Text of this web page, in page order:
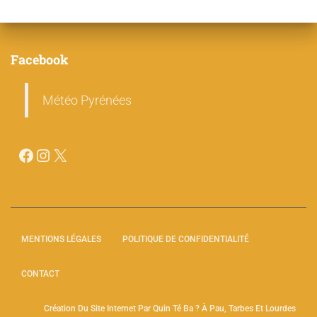
Facebook
Météo Pyrénées
MENTIONS LÉGALES POLITIQUE DE CONFIDENTIALITÉ
CONTACT
Création Du Site Internet Par Quin Té Ba ? À Pau, Tarbes Et Lourdes